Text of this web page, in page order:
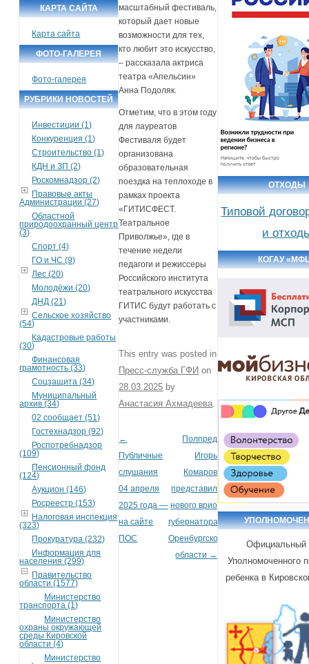
КАРТА САЙТА
Карта сайта
ФОТО-ГАЛЕРЕЯ
Фото-галерея
РУБРИКИ НОВОСТЕЙ
Инвестиции (1)
Конкуренция (1)
Строительство (1)
КДН и ЗП (2)
Роскомнадзор (2)
Правовые акты
Администрации (27)
Областной
природоохранный центр
(3)
Спорт (4)
ГО и ЧС (9)
Лес (20)
Молодёжи (20)
ДНД (21)
Сельское хозяйство
(54)
Кадастровые работы
(30)
Финансовая
грамотность (33)
Соцзащита (34)
Муниципальный
архив (34)
02 сообщает (51)
Гостехнадзор (92)
Роспотребнадзор
(109)
Пенсионный фонд
(124)
Аукцион (146)
Росреестр (153)
Налоговая инспекция
(323)
Прокуратура (232)
Информация для
населения (299)
Правительство
области (1577)
Министерство
транспорта (1)
Министерство
охраны окружающей
среды Кировской
области (4)
Министерство
масштабный фестиваль,
который дает новые
возможности для тех,
кто любит это искусство,
– рассказала актриса
театра «Апельсин»
Анна Подоляк.
Отметим, что в этом году
для лауреатов
Фестиваля будет
организована
образовательная
поездка на теплоходе в
рамках проекта
«ГИТИСФЕСТ.
Театральное
Приволжье», где в
течение недели
педагоги и режиссеры
Российского института
театрального искусства
ГИТИС будут работать с
участниками.
This entry was posted in
Пресс-служба ГФИ on
28.03.2025 by
Анастасия Ахмадеева
Post navigation
←
Публичные
слушания
04 апреля
2025 года —
на сайте
ПОС
Полпред
Игорь
Комаров
представил
нового врио
губернатора
Оренбургской
области →
ОТХОДЫ
Типовой
и
КОГАУ
Официальный
Уполномоченного
ребенка в